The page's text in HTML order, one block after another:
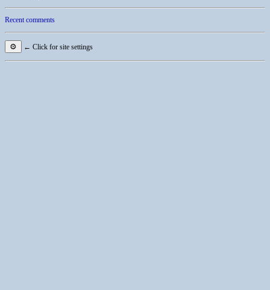
Recent comments
⚙ ← Click for site settings